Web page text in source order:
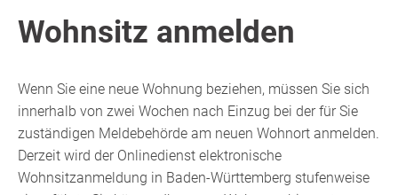
Wohnsitz anmelden
Wenn Sie eine neue Wohnung beziehen, müssen Sie sich
innerhalb von zwei Wochen nach Einzug bei der für Sie
zuständigen Meldebehörde am neuen Wohnort anmelden.
Derzeit wird der Onlinedienst elektronische
Wohnsitzanmeldung in Baden-Württemberg stufenweise